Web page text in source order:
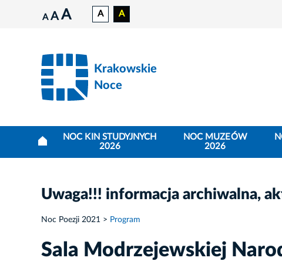
A A A A A
Krakowskie
Noce
NOC KIN STUDYJNYCH
2026
NOC MUZEÓW
2026
Uwaga!!! informacja archiwalna,
Noc Poezji 2021 Program
Sala Modrzejewskiej